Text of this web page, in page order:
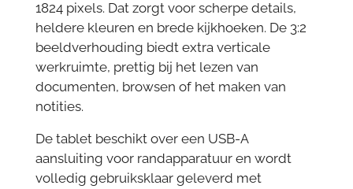
1824 pixels. Dat zorgt voor scherpe details,
heldere kleuren en brede kijkhoeken. De 3:2
beeldverhouding biedt extra verticale
werkruimte, prettig bij het lezen van
documenten, browsen of het maken van
notities.
De tablet beschikt over een USB-A
aansluiting voor randapparatuur en wordt
volledig gebruiksklaar geleverd met